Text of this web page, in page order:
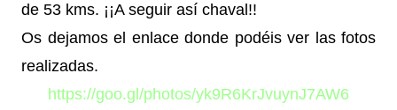
de 53 kms. ¡¡A seguir así chaval!!
Os dejamos el enlace donde podéis ver las fotos
realizadas.
https://goo.gl/photos/yk9R6KrJvuynJ7AW6